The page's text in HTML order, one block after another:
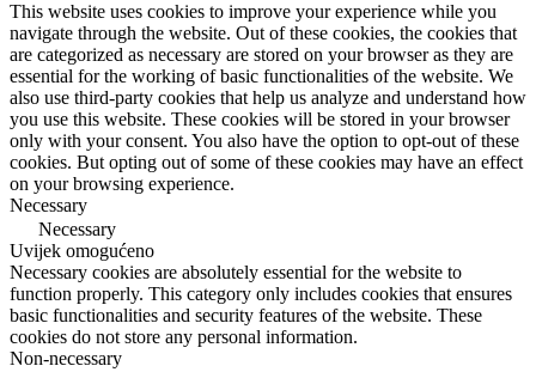
This website uses cookies to improve your experience while you
navigate through the website. Out of these cookies, the cookies that
are categorized as necessary are stored on your browser as they are
essential for the working of basic functionalities of the website. We
also use third-party cookies that help us analyze and understand how
you use this website. These cookies will be stored in your browser
only with your consent. You also have the option to opt-out of these
cookies. But opting out of some of these cookies may have an effect
on your browsing experience.
Necessary
Necessary
Uvijek omogućeno
Necessary cookies are absolutely essential for the website to
function properly. This category only includes cookies that ensures
basic functionalities and security features of the website. These
cookies do not store any personal information.
Non-necessary